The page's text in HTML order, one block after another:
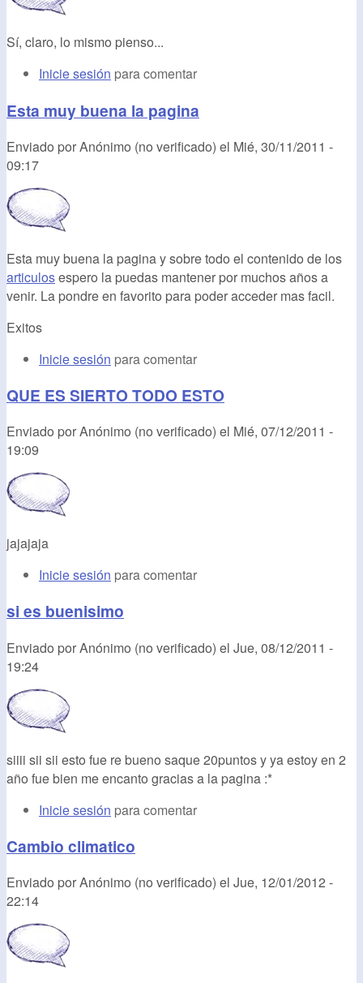
Sí, claro, lo mismo pienso...
Inicie sesión para comentar
Esta muy buena la pagina
Enviado porAnónimo (no verificado) el Mié, 30/11/2011 -
09:17
Esta muy buena la pagina y sobre todo el contenido de los
articulosespero la puedas mantener por muchos años a
venir. La pondre en favorito para poder acceder mas facil.
Exitos
Inicie sesión para comentar
QUE ES SIERTO TODO ESTO
Enviado porAnónimo (no verificado) el Mié, 07/12/2011 -
19:09
jajajaja
Inicie sesión para comentar
si es buenisimo
Enviado porAnónimo (no verificado) el Jue, 08/12/2011 -
19:24
siiii sii sii esto fue re bueno saque 20puntos y ya estoy en 2
año fue bien me encanto gracias a la pagina :*
Inicie sesión para comentar
Cambio climatico
Enviado porAnónimo (no verificado) el Jue, 12/01/2012 -
22:14